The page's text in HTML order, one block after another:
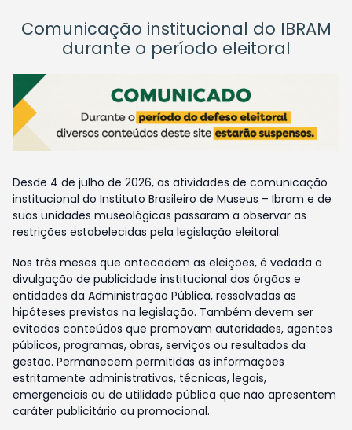
Comunicação institucional do IBRAM
durante o período eleitoral
Desde 4 de julho de 2026, as atividades de comunicação
institucional do Instituto Brasileiro de Museus – Ibram e de
suas unidades museológicas passaram a observar as
restrições estabelecidas pela legislação eleitoral.
Nos três meses que antecedem as eleições, é vedada a
divulgação de publicidade institucional dos órgãos e
entidades da Administração Pública, ressalvadas as
hipóteses previstas na legislação. Também devem ser
evitados conteúdos que promovam autoridades, agentes
públicos, programas, obras, serviços ou resultados da
gestão. Permanecem permitidas as informações
estritamente administrativas, técnicas, legais,
emergenciais ou de utilidade pública que não apresentem
caráter publicitário ou promocional.